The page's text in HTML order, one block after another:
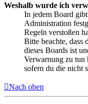
Weshalb wurde ich
In jedem Board
Administration
Regeln verstoßen
Bitte beachte, dass
dieses Boards ist
Verwarnung zu tun
sofern du die nicht
Nach oben